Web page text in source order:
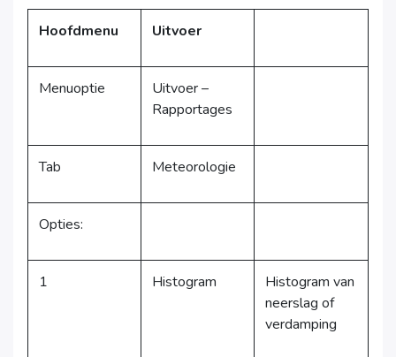
Hoofdmenu Uitvoer
Menuoptie
Uitvoer –
Rapportages
Tab Meteorologie
Opties:
1 Histogram
Histogram van
neerslag of
verdamping